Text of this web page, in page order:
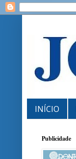
INÍCIO
Publicidade